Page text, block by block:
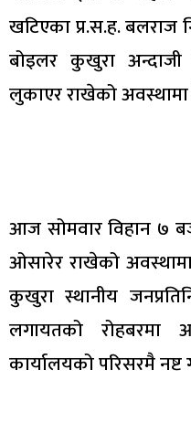
खटिएका प्र.स.ह. बलराज
बोइलर कुखुरा
लुकाएर राखेको
आज सोमवार विहान ७
ओसारेर राखेको
कुखुरा स्थानीय
लगायतको
कार्यालयको परिसरमै नष्ट